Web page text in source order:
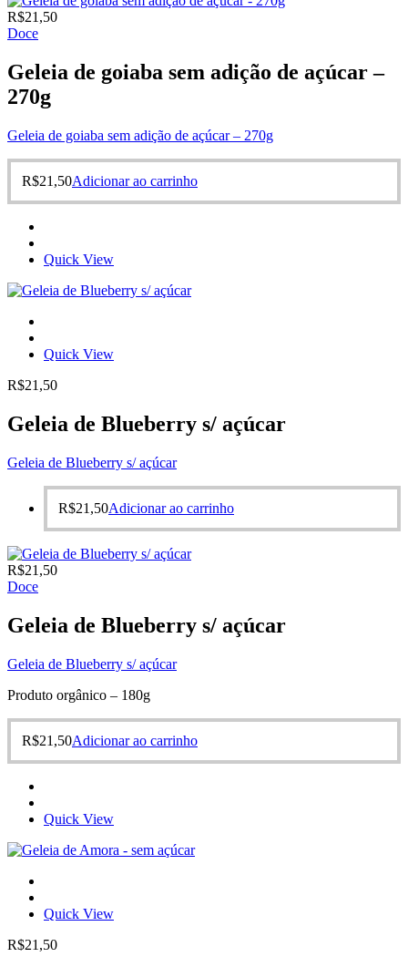
R$21,50
Doce
Geleia de goiaba sem adição de açúcar –
270g
Geleia de goiaba sem adição de açúcar – 270g
R$21,50Adicionar ao carrinho
Quick View
Quick View
R$21,50
Geleia de Blueberry s/ açúcar
Geleia de Blueberry s/ açúcar
R$21,50Adicionar ao carrinho
R$21,50
Doce
Geleia de Blueberry s/ açúcar
Geleia de Blueberry s/ açúcar
Produto orgânico – 180g
R$21,50Adicionar ao carrinho
Quick View
Quick View
R$21,50